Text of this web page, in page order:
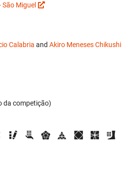
São Miguel
Calabria and Akiro Meneses Chikushi
da competição)